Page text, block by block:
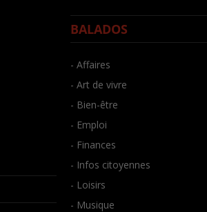
BALADOS
- Affaires
- Art de vivre
- Bien-être
- Emploi
- Finances
- Infos citoyennes
- Loisirs
- Musique